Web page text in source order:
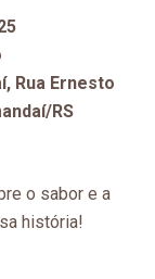
Rua Ernesto
RS
o sabor e a
história!